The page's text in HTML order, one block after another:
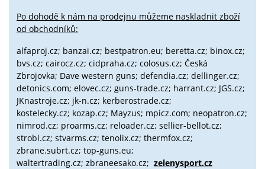
Po dohodě k nám na prodejnu můžeme naskladnit zboží
od obchodníků:
alfaproj.cz; banzai.cz; bestpatron.eu; beretta.cz; binox.cz;
bvs.cz; cairocz.cz; cidpraha.cz; colosus.cz; Česká
Zbrojovka; Dave western guns; defendia.cz; dellinger.cz;
detonics.com; elovec.cz; guns-trade.cz; harrant.cz; JGS.cz;
JKnastroje.cz; jk-n.cz; kerberostrade.cz;
kostelecky.cz; kozap.cz; Mayzus; mpicz.com; neopatron.cz;
nimrod.cz; proarms.cz; reloader.cz; sellier-bellot.cz;
strobl.cz; stvarms.cz; tenolix.cz; thermfox.cz;
zbrane.subrt.cz; top-guns.eu;
waltertrading.cz; zbraneesako.cz; zelenysport.cz